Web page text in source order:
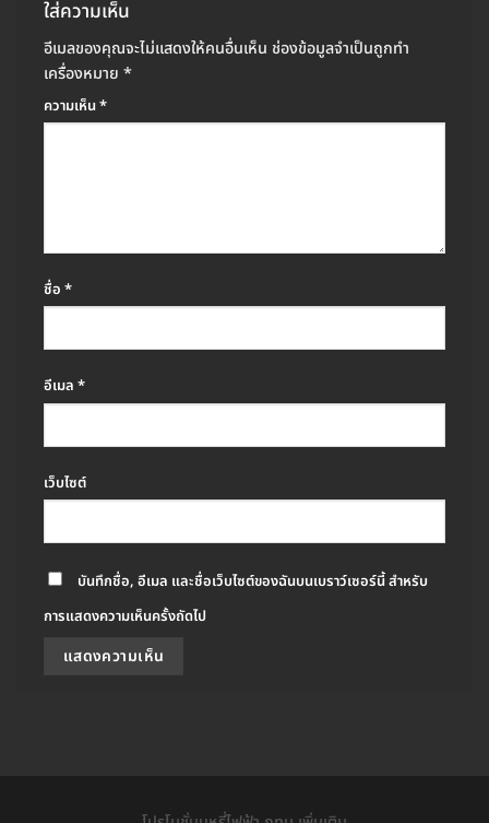
ใส่ความเห็น
อีเมลของคุณจะไม่แสดงให้คนอื่นเห็น ช่องข้อมูลจำเป็นถูกทำ
เครื่องหมาย *
ความเห็น*
ชื่อ *
อีเมล *
เว็บไซต์
บันทึกชื่อ, อีเมล และชื่อเว็บไซต์ของฉันบนเบราว์เซอร์นี้ สำหรับ
การแสดงความเห็นครั้งถัดไป